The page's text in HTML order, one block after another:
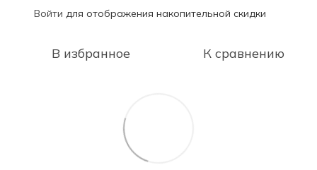
Войти для отображения накопительной скидки
В избранное К сравнению